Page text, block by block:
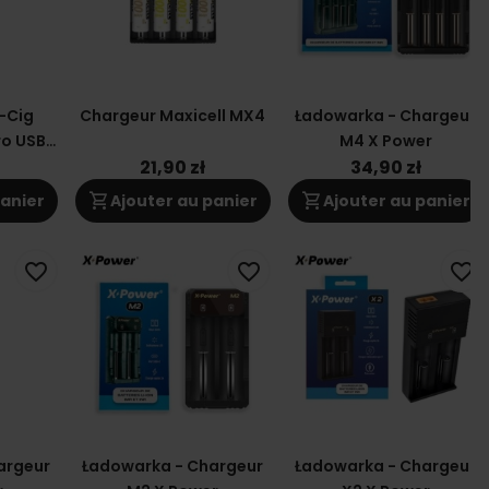
Cig
USB
Chargeur Maxicell MX4
21,90 zł
shopping_cartAjouter au panier
Ładowarka - Chargeur
M4 X Power
34,90 zł
shopping_cartAjouter au panier
favorite_border
Ładowarka - Chargeur
favorite_border
Ładowarka - Chargeur
favorite_border